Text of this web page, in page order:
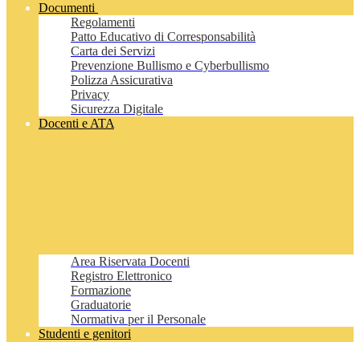
Documenti
Regolamenti
Patto Educativo di Corresponsabilità
Carta dei Servizi
Prevenzione Bullismo e Cyberbullismo
Polizza Assicurativa
Privacy
Sicurezza Digitale
Docenti e ATA
Area Riservata Docenti
Registro Elettronico
Formazione
Graduatorie
Normativa per il Personale
Studenti e genitori